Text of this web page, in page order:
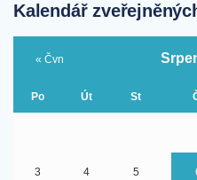
Kalendář
Po Út St
3 4 5
« Čvn